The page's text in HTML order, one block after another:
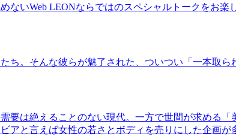
ないWeb LEONならではのスペシャルトークをお楽
ち。そんな彼らが魅了された、ついつい「一本取
要は絶えることのない現代。一方で世間が求める
アと言えば女性の若さとボディを売りにした企画